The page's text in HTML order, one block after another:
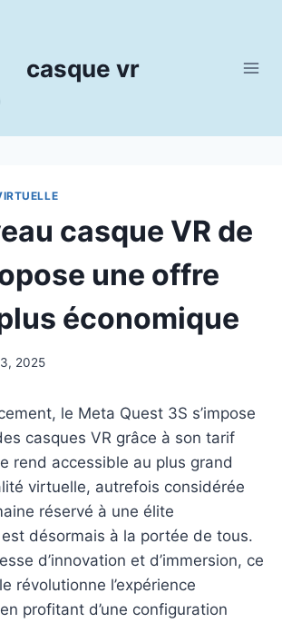
casque vr
casque VR de
une offre
économique
2025
le Meta Quest 3S s’impose
casques VR grâce à son tarif
rend accessible au plus grand
virtuelle, autrefois considérée
réservé à une élite
désormais à la portée de tous.
d’innovation et d’immersion, ce
révolutionne l’expérience
profitant d’une configuration